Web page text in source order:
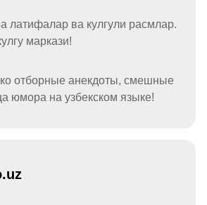
латифалар ва кулгули расмлар.
маркази!
отборные анекдоты, смешные
юмора на узбекском языке!